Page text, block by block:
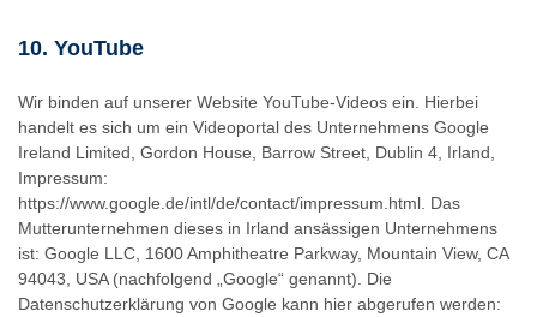
10. YouTube
Wir binden auf unserer Website YouTube-Videos ein. Hierbei
handelt es sich um ein Videoportal des Unternehmens Google
Ireland Limited, Gordon House, Barrow Street, Dublin 4, Irland,
Impressum:
https://www.google.de/intl/de/contact/impressum.html. Das
Mutterunternehmen dieses in Irland ansässigen Unternehmens
ist: Google LLC, 1600 Amphitheatre Parkway, Mountain View, CA
94043, USA (nachfolgend „Google“ genannt). Die
Datenschutzerklärung von Google kann hier abgerufen werden: